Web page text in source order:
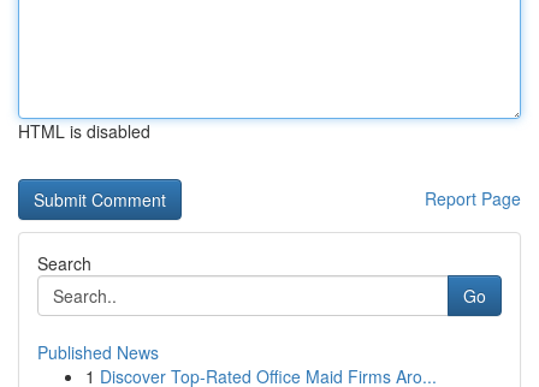
HTML is disabled
Report Page
Search
Go
Published News
1 Discover Top-Rated Office Maid Firms Aro...